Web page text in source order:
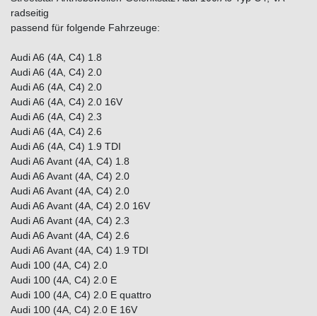
radseitig
passend für folgende Fahrzeuge:
Audi A6 (4A, C4) 1.8
Audi A6 (4A, C4) 2.0
Audi A6 (4A, C4) 2.0
Audi A6 (4A, C4) 2.0 16V
Audi A6 (4A, C4) 2.3
Audi A6 (4A, C4) 2.6
Audi A6 (4A, C4) 1.9 TDI
Audi A6 Avant (4A, C4) 1.8
Audi A6 Avant (4A, C4) 2.0
Audi A6 Avant (4A, C4) 2.0
Audi A6 Avant (4A, C4) 2.0 16V
Audi A6 Avant (4A, C4) 2.3
Audi A6 Avant (4A, C4) 2.6
Audi A6 Avant (4A, C4) 1.9 TDI
Audi 100 (4A, C4) 2.0
Audi 100 (4A, C4) 2.0 E
Audi 100 (4A, C4) 2.0 E quattro
Audi 100 (4A, C4) 2.0 E 16V